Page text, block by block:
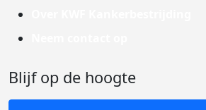
Blijf op de hoogte